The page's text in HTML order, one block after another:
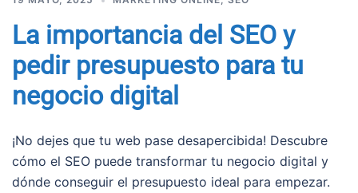
La importancia del SEO y
pedir presupuesto para tu
negocio digital
¡No dejes que tu web pase desapercibida! Descubre
cómo el SEO puede transformar tu negocio digital y
dónde conseguir el presupuesto ideal para empezar.